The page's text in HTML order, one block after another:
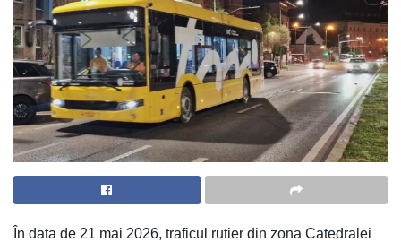
În data de 21 mai 2026, traficul rutier din zona Catedralei